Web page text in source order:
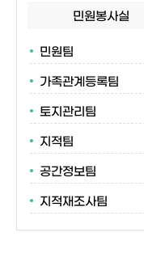
민원봉사실
민원팀
가족관계등록팀
토지관리팀
지적팀
공간정보팀
지적재조사팀